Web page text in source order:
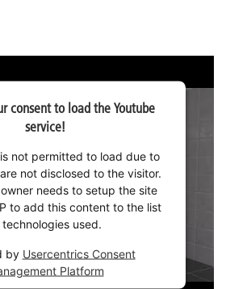
consent to load the Youtube
service!
not permitted to load due to
not disclosed to the visitor.
needs to setup the site
to add this content to the list
used.
by Usercentrics Consent
Platform